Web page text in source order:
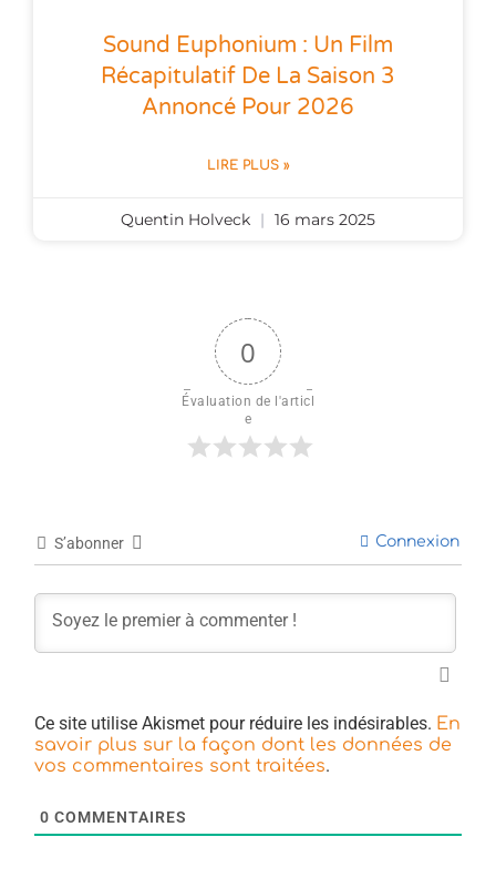
Sound Euphonium : Un Film
Récapitulatif De La Saison 3
Annoncé Pour 2026
LIRE PLUS »
Quentin Holveck 16 mars 2025
0
Évaluation de l'articl
e
S’abonner Connexion
Ce site utilise Akismet pour réduire les indésirables. En
savoir plus sur la façon dont les données de
vos commentaires sont traitées.
0 COMMENTAIRES